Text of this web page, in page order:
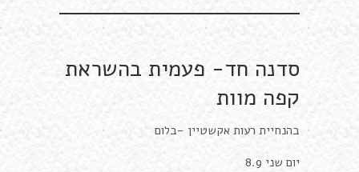
סדנה חד- פעמית בהשראת
קפה מוות
בהנחיית רעות אקשטיין -בלום
יום שני 8.9